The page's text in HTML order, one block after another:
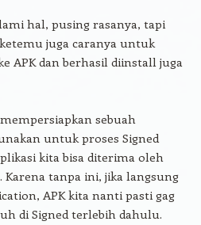
hal, pusing rasanya, tapi
juga caranya untuk
APK dan berhasil diinstall juga
sebuah
untuk proses Signed
kita bisa diterima oleh
tanpa ini, jika langsung
APK kita nanti pasti gag
di Signed terlebih dahulu.